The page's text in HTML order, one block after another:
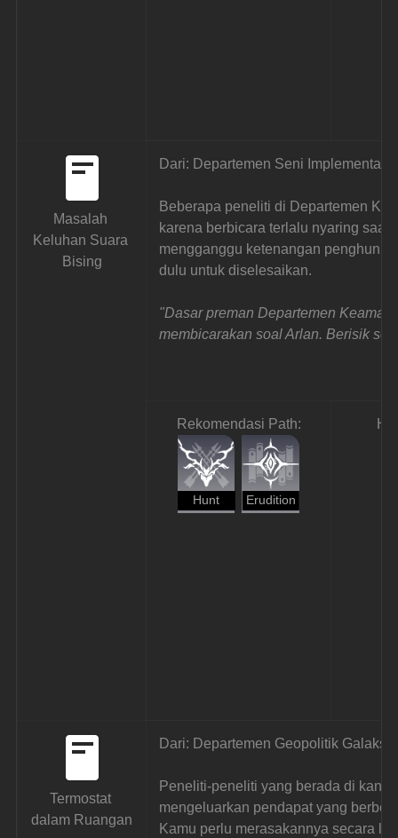
Masalah
Keluhan Suara
Bising
Dari: Departemen Seni Implementasi
Beberapa peneliti di Departemen
karena berbicara terlalu nyaring saat
mengganggu ketenangan penghuni
dulu untuk diselesaikan.
"Dasar preman Departemen
membicarakan soal Arlan. Berisik
Rekomendasi Path:
Hunt Erudition
Termostat
dalam Ruangan
Dari: Departemen Geopolitik Galaksi
Peneliti-peneliti yang berada di
mengeluarkan pendapat yang
Kamu perlu merasakannya secara